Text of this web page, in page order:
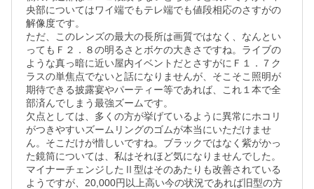
央部についてはワイ端でもテレ端でも値段相応のさすがの
解像度です。
ただ、このレンズの最大の長所は画質ではなく、なんとい
ってもＦ２．８の明るさとボケの大きさですね。ライブの
ような真っ暗に近い屋内イベントだとさすがにＦ１．７ク
ラスの単焦点でないと話になりませんが、そこそこ照明が
期待できる披露宴やパーティー等であれば、これ１本で全
部済んでしまう最強ズームです。
欠点としては、多くの方が挙げているように異常にホコリ
がつきやすいズームリングのゴムが本当にいただけませ
ん。そこだけが惜しいですね。ブラックではなく紫がかっ
た鏡筒については、私はそれほど気になりませんでした。
マイナーチェンジしたⅡ型はそのあたりも改善されている
ようですが、20,000円以上高い今の状況であれば旧型の方